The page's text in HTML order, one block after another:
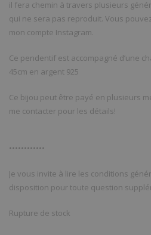
il fera chemin à travers plusieurs
qui ne sera pas reproduit. Vous
mon compte Instagram.
Ce pendentif est accompagné d’une
45cm en argent 925
Ce bijou peut être payé en plusieurs
me contacter pour les détails!
••••••••••••
Je vous invite à lire les conditions
disposition pour toute question
Rupture de stock